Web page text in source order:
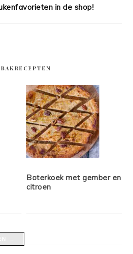
in de shop!
Boterkoek met gember en
citroen